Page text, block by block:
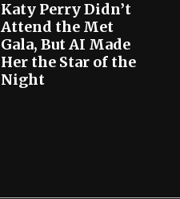
Katy Perry Didn’t
Attend the Met
Gala, But AI Made
Her the Star of the
Night